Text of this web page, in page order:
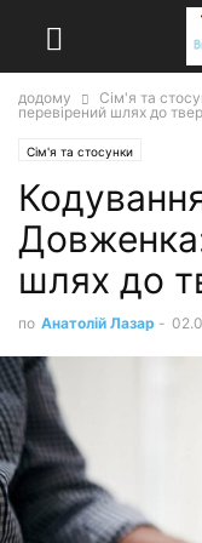
додому Сім'я та
перевірений шлях до
Сім'я та стосунки
шлях до
по Анатолій Лазар -